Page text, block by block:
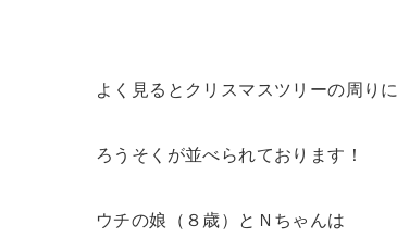
よく見るとクリスマスツリーの周りに
ろうそくが並べられております！
ウチの娘（８歳）とＮちゃんは